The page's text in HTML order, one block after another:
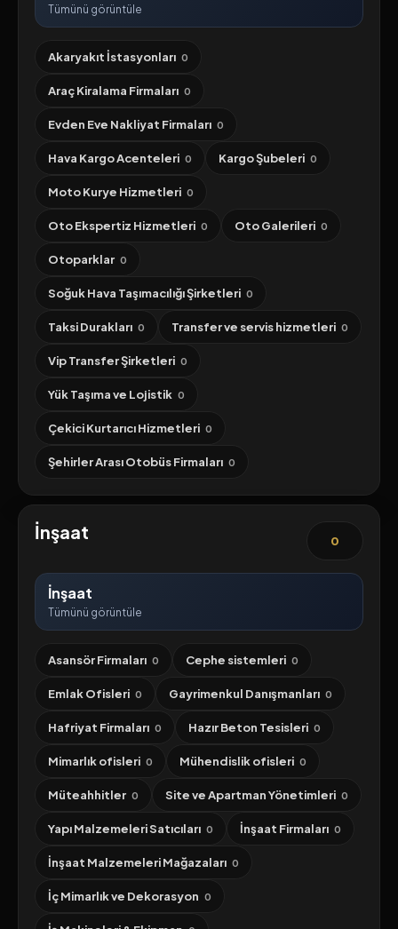
Tümünü görüntüle
Akaryakıt İstasyonları 0
Araç Kiralama Firmaları 0
Evden Eve Nakliyat Firmaları 0
Hava Kargo Acenteleri 0 Kargo Şubeleri 0
Moto Kurye Hizmetleri 0
Oto Ekspertiz Hizmetleri 0 Oto Galerileri 0
Otoparklar 0
Soğuk Hava Taşımacılığı Şirketleri 0
Taksi Durakları 0 Transfer ve servis hizmetleri 0
Vip Transfer Şirketleri 0
Yük Taşıma ve Lojistik 0
Çekici Kurtarıcı Hizmetleri 0
Şehirler Arası Otobüs Firmaları 0
İnşaat 0
İnşaat
Tümünü görüntüle
Asansör Firmaları 0 Cephe sistemleri 0
Emlak Ofisleri 0 Gayrimenkul Danışmanları 0
Hafriyat Firmaları 0 Hazır Beton Tesisleri 0
Mimarlık ofisleri 0 Mühendislik ofisleri 0
Müteahhitler 0 Site ve Apartman Yönetimleri 0
Yapı Malzemeleri Satıcıları 0 İnşaat Firmaları 0
İnşaat Malzemeleri Mağazaları 0
İç Mimarlık ve Dekorasyon 0